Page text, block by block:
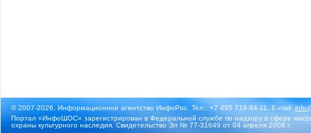
© 2007-2026, Информационное агентство ИнфоРос. Тел.: +7 495 718-84-11, E-mail:
Портал «ИнфоШОС» зарегистрирован в Федеральной службе по надзору в сфере
охраны культурного наследия. Свидетельство Эл № 77-31649 от 04 апреля 2008 г.